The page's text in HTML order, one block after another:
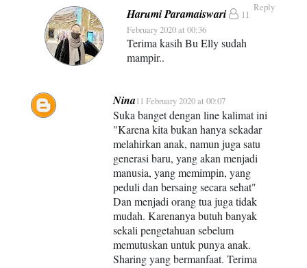
Reply
Harumi Paramaiswari
11
February 2020 at 00:36
Terima kasih Bu Elly sudah
mampir..
Nina11 February 2020 at 00:07
Suka banget dengan line kalimat ini
"Karena kita bukan hanya sekadar
melahirkan anak, namun juga satu
generasi baru, yang akan menjadi
manusia, yang memimpin, yang
peduli dan bersaing secara sehat"
Dan menjadi orang tua juga tidak
mudah. Karenanya butuh banyak
sekali pengetahuan sebelum
memutuskan untuk punya anak.
Sharing yang bermanfaat. Terima